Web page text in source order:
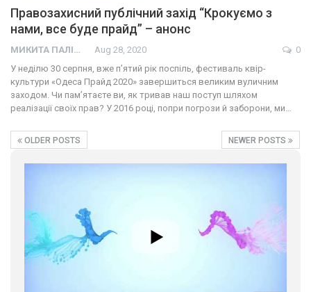
Правозахисний публічний захід “Крокуємо з
нами, все буде прайд” – анонс
МИКИТА ПАЛІЙ Aug 28, 2020
0
У неділю 30 серпня, вже п’ятий рік поспіль, фестиваль квір-
культури «Одеса Прайд 2020» завершиться великим вуличним
заходом. Чи пам’ятаєте ви, як тривав наш поступ шляхом
реалізації своїх прав? У 2016 році, попри погрози й заборони, ми…
OLDER POSTS NEWER POSTS
5/17/2020
В цьому році, пандемія та COVІD-19 не дали нам можливості
навіть коли ми у різних містах та не можемо зустрінеться, ми
разом. Ми закликаємо всіх хто поділяє цінності рівності та
424 Просмотров